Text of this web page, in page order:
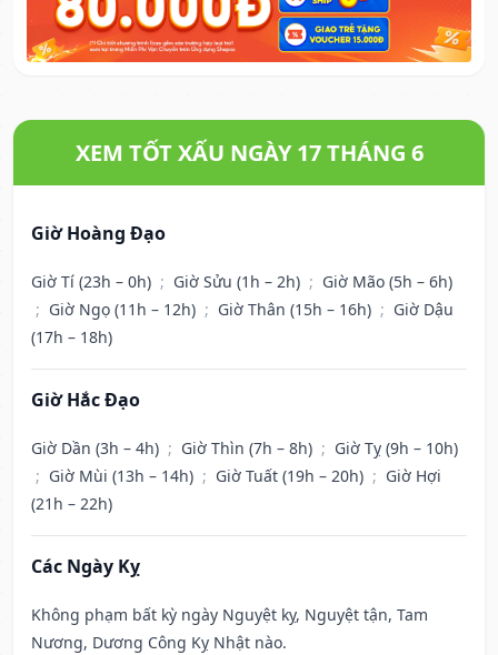
XEM TỐT XẤU NGÀY 17 THÁNG 6
Giờ Hoàng Đạo
Giờ Tí (23h – 0h) ; Giờ Sửu (1h – 2h) ; Giờ Mão (5h – 6h)
; Giờ Ngọ (11h – 12h) ; Giờ Thân (15h – 16h) ; Giờ Dậu
(17h – 18h)
Giờ Hắc Đạo
Giờ Dần (3h – 4h) ; Giờ Thìn (7h – 8h) ; Giờ Tỵ (9h – 10h)
; Giờ Mùi (13h – 14h) ; Giờ Tuất (19h – 20h) ; Giờ Hợi
(21h – 22h)
Các Ngày Kỵ
Không phạm bất kỳ ngày Nguyệt kỵ, Nguyệt tận, Tam
Nương, Dương Công Kỵ Nhật nào.